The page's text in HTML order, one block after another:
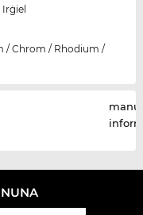
/ Chrom / Rhodium /